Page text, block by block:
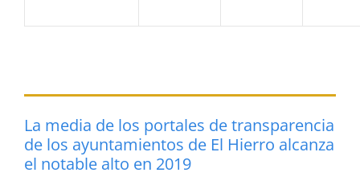
La media de los portales de transparencia
de los ayuntamientos de El Hierro alcanza
el notable alto en 2019